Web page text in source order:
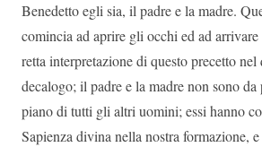
Benedetto egli sia, il padre e la madre.
comincia ad aprire gli occhi ed ad arrivare
retta interpretazione di questo precetto
decalogo; il padre e la madre non sono da
piano di tutti gli altri uomini; essi hanno
Sapienza divina nella nostra formazione,